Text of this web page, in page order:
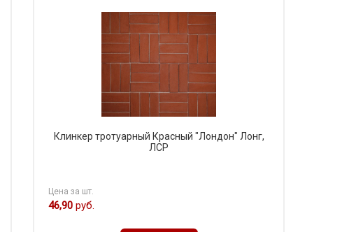
Клинкер тротуарный Красный "Лондон" Лонг,
ЛСР
Цена за шт.
46,90 руб.